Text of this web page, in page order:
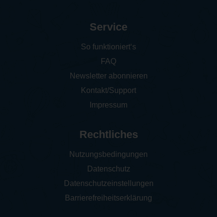
Service
So funktioniert‘s
FAQ
Newsletter abonnieren
Kontakt/Support
Impressum
Rechtliches
Nutzungsbedingungen
Datenschutz
Datenschutzeinstellungen
Barrierefreiheitserklärung